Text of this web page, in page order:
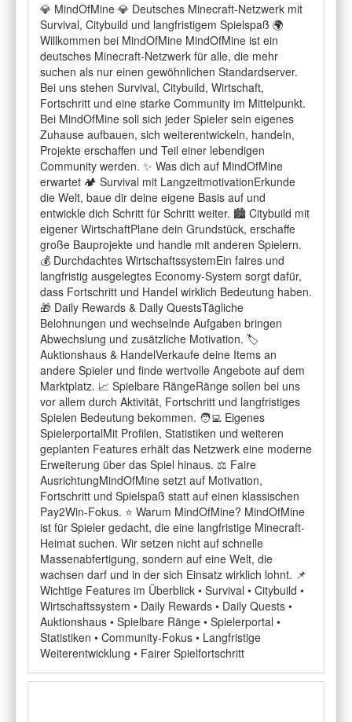
💎 MindOfMine 💎 Deutsches Minecraft-Netzwerk mit
Survival, Citybuild und langfristigem Spielspaß 🌍
Willkommen bei MindOfMine MindOfMine ist ein
deutsches Minecraft-Netzwerk für alle, die mehr
suchen als nur einen gewöhnlichen Standardserver.
Bei uns stehen Survival, Citybuild, Wirtschaft,
Fortschritt und eine starke Community im Mittelpunkt.
Bei MindOfMine soll sich jeder Spieler sein eigenes
Zuhause aufbauen, sich weiterentwickeln, handeln,
Projekte erschaffen und Teil einer lebendigen
Community werden. ✨ Was dich auf MindOfMine
erwartet 🏕️ Survival mit LangzeitmotivationErkunde
die Welt, baue dir deine eigene Basis auf und
entwickle dich Schritt für Schritt weiter. 🏙️ Citybuild mit
eigener WirtschaftPlane dein Grundstück, erschaffe
große Bauprojekte und handle mit anderen Spielern.
💰 Durchdachtes WirtschaftssystemEin faires und
langfristig ausgelegtes Economy-System sorgt dafür,
dass Fortschritt und Handel wirklich Bedeutung haben.
🎁 Daily Rewards & Daily QuestsTägliche
Belohnungen und wechselnde Aufgaben bringen
Abwechslung und zusätzliche Motivation. 🏷️
Auktionshaus & HandelVerkaufe deine Items an
andere Spieler und finde wertvolle Angebote auf dem
Marktplatz. 📈 Spielbare RängeRänge sollen bei uns
vor allem durch Aktivität, Fortschritt und langfristiges
Spielen Bedeutung bekommen. 🧑‍💻 Eigenes
SpielerportalMit Profilen, Statistiken und weiteren
geplanten Features erhält das Netzwerk eine moderne
Erweiterung über das Spiel hinaus. ⚖️ Faire
AusrichtungMindOfMine setzt auf Motivation,
Fortschritt und Spielspaß statt auf einen klassischen
Pay2Win-Fokus. ⭐ Warum MindOfMine? MindOfMine
ist für Spieler gedacht, die eine langfristige Minecraft-
Heimat suchen. Wir setzen nicht auf schnelle
Massenabfertigung, sondern auf eine Welt, die
wachsen darf und in der sich Einsatz wirklich lohnt. 📌
Wichtige Features im Überblick • Survival • Citybuild •
Wirtschaftssystem • Daily Rewards • Daily Quests •
Auktionshaus • Spielbare Ränge • Spielerportal •
Statistiken • Community-Fokus • Langfristige
Weiterentwicklung • Fairer Spielfortschritt